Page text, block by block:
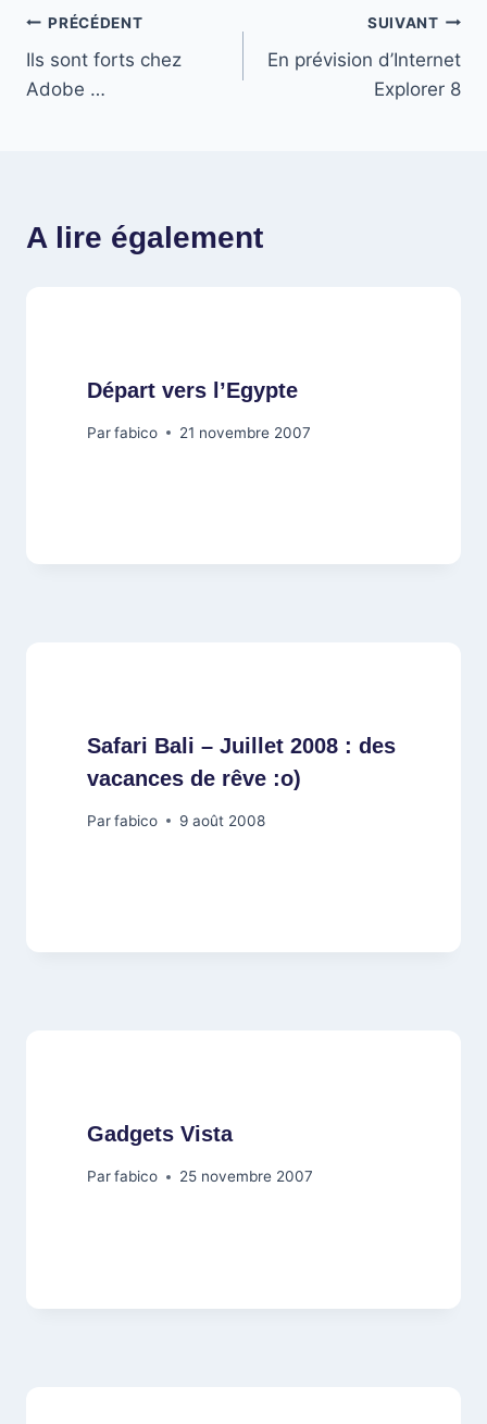
Navigation
de
PRÉCÉDENT
Ils sont forts chez
Adobe …
SUIVANT
En prévision d’Internet
Explorer 8
A lire également
Départ vers l’Egypte
Parfabico 21 novembre 2007
Safari Bali – Juillet 2008 : des
vacances de rêve :o)
Parfabico 9 août 2008
Gadgets Vista
Parfabico 25 novembre 2007